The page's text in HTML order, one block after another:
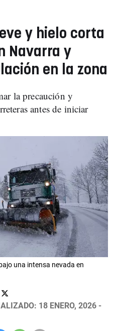
y hielo corta
Navarra y
en la zona
la precaución y
antes de iniciar
una intensa nevada en
18 ENERO, 2026 -